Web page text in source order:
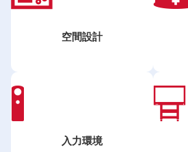
空間設計
入力環境